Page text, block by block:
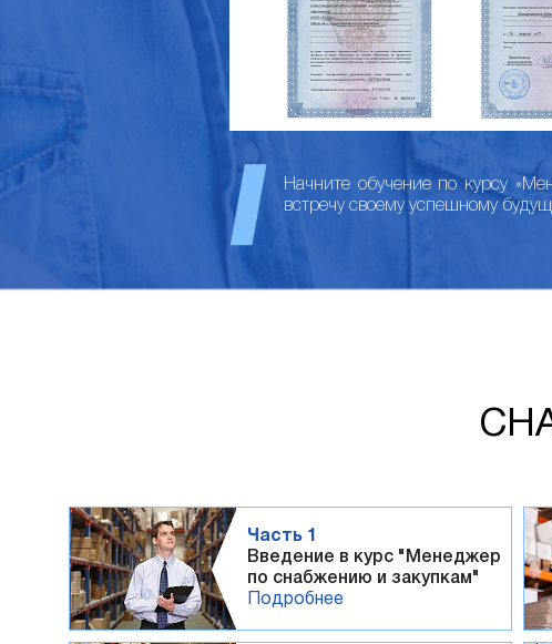
Начните обучение по курсу
встречу своему успешному
Часть 1
Введение в курс "Менеджер
по снабжению и закупкам"
Подробнее